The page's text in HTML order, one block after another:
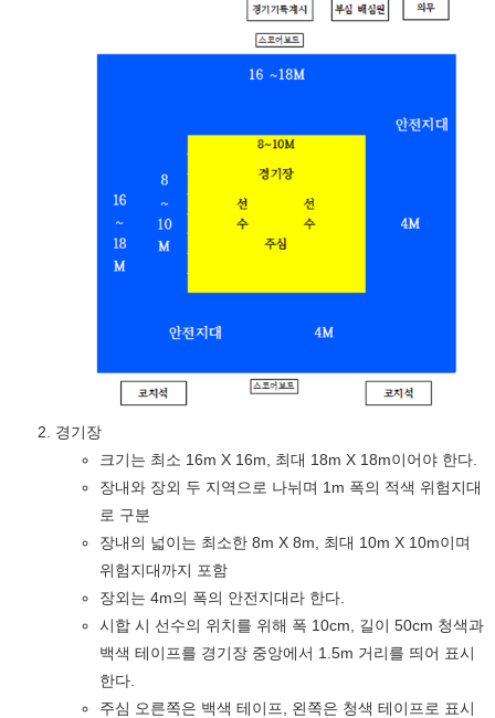
경기장
크기는 최소 16m X 16m, 최대 18m X 18m이어야 한다.
장내와 장외 두 지역으로 나뉘며 1m 폭의 적색 위험지대
로 구분
장내의 넓이는 최소한 8m X 8m, 최대 10m X 10m이며
위험지대까지 포함
장외는 4m의 폭의 안전지대라 한다.
시합 시 선수의 위치를 위해 폭 10cm, 길이 50cm 청색과
백색 테이프를 경기장 중앙에서 1.5m 거리를 띄어 표시
한다.
주심 오른쪽은 백색 테이프, 왼쪽은 청색 테이프로 표시